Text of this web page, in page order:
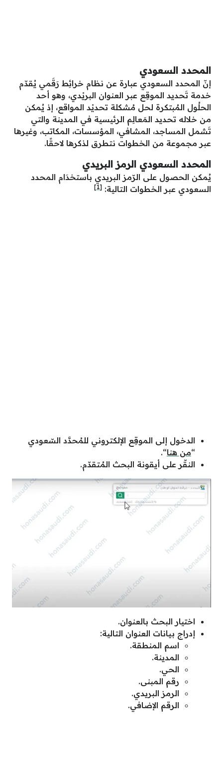
المحدد السعودي
إنّ المحدد السعودي عبارة عن نظام خرائِط رَقَمي يُقدّم
خدمة تَحديد الموقِع عبر العنوان البريْدي، وهو أحد
الحلُول المُبتكرة لحل مُشكلة تحديْد المواقع، إذ يُمكن
من خلاله تحديد المَعالِم الرئيسية في المدينة والتي
تَشمل المساجد، المشافي، المؤسسات، المكاتب، وغيرها
عبر مجموعة من الخطوات نتطرق لذكرها لاحقًا.
المحدد السعودي الرمز البريدي
يُمكن الحصول على الرّمز البريدي باستخدَام المحدد
السعودي عبر الخطوات التالية: [1]
الدخول إلى الموقِع الإلكتروني للمُحدَّد السّعودي
“من هنا“.
النقّر على أيقونة البحث المُتقدّم.
اختيار البحث بالعنوان.
إدراج بيانات العنوان التالية:
اسم المنطقة.
المدينة.
الحي.
رقم المبنى.
الرمز البريدي.
الرقم الإضافي.